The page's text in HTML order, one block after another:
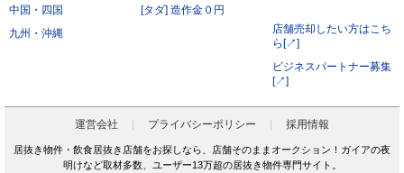
中国・四国
九州・沖縄
[タダ] 造作金０円
店舗売却したい方はこち
ら[↗]
ビジネスパートナー募集
[↗]
運営会社 プライバシーポリシー 採用情報
居抜き物件・飲食居抜き店舗をお探しなら、店舗そのままオークション！ガイアの夜
明けなど取材多数、ユーザー13万超の居抜き物件専門サイト。